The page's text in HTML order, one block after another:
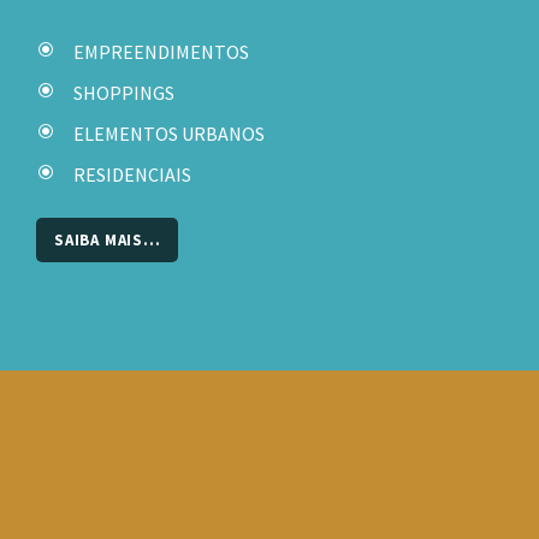
EMPREENDIMENTOS
SHOPPINGS
ELEMENTOS URBANOS
RESIDENCIAIS
SAIBA MAIS...